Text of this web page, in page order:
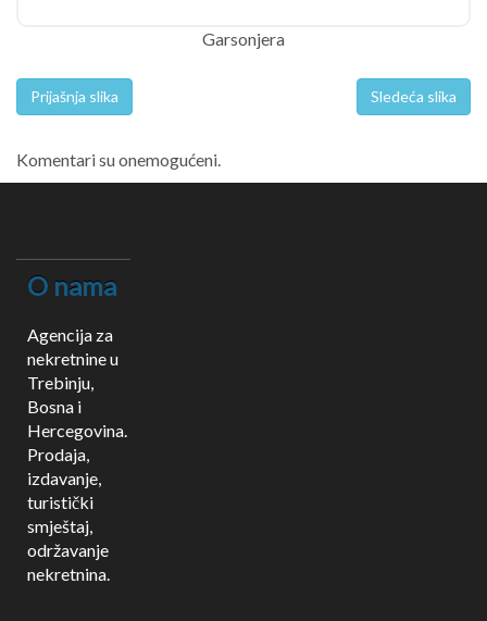
Garsonjera
Prijašnja slika Sledeća slika
Komentari su onemogućeni.
O nama
Agencija za
nekretnine u
Trebinju,
Bosna i
Hercegovina.
Prodaja,
izdavanje,
turistički
smještaj,
održavanje
nekretnina.